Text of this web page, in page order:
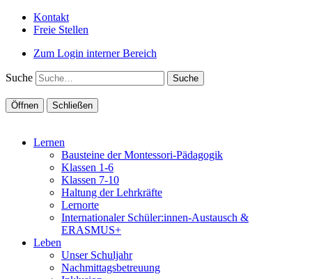
Kontakt
Freie Stellen
Zum Login interner Bereich
Suche
Öffnen Schließen
Lernen
Bausteine der Montessori-Pädagogik
Klassen 1-6
Klassen 7-10
Haltung der Lehrkräfte
Lernorte
Internationaler Schüler:innen-Austausch &
ERASMUS+
Leben
Unser Schuljahr
Nachmittagsbetreuung